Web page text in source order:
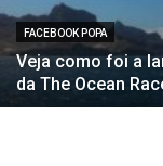
FACEBOOK POPA
Veja como foi a
da The Ocean